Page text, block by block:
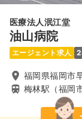
医療法人泯江堂
油山病院
エージェント求人
福岡県福岡市
梅林駅（福岡